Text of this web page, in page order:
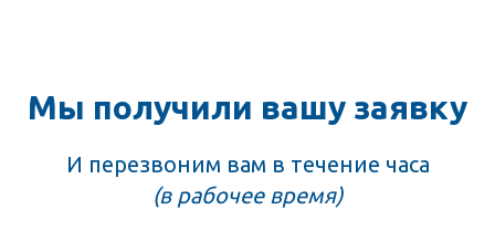
Мы получили вашу заявку
И перезвоним вам в течение часа
(в рабочее время)